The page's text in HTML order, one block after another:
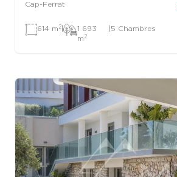
Cap-Ferrat
614 m 2|
1 693
m 2
|5 Chambres